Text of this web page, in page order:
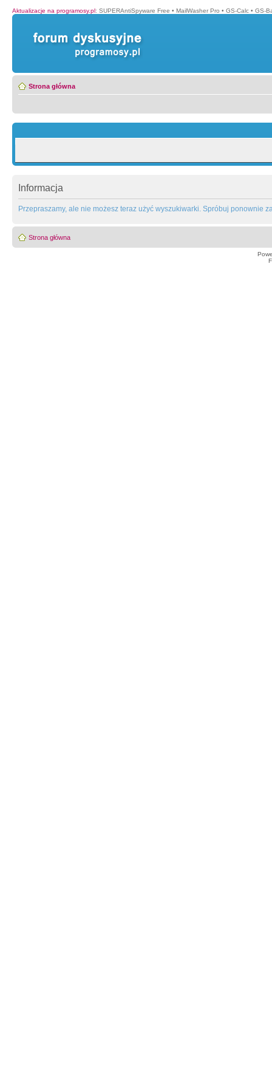
Aktualizacje na programosy.pl: SUPERAntiSpyware Free • MailWasher Pro • GS-Calc • GS-
Strona główna
Informacja
Przepraszamy, ale nie możesz teraz użyć wyszukiwarki. Spróbuj ponownie
Strona główna